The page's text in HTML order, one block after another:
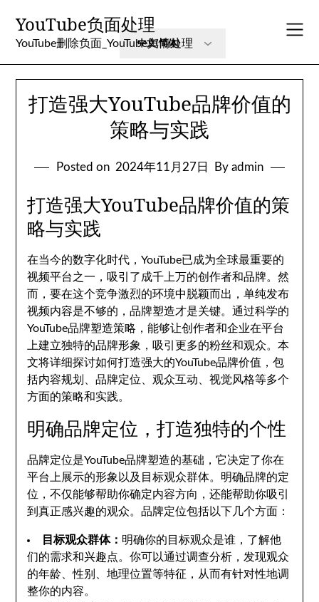
content
YouTube负面处理
YouTube删除负面_YouTube舆情处理
打造强大YouTube品牌价值的
策略与实践
Posted on 2024年11月27日 By admin
打造强大YouTube品牌价值的策
略与实践
在当今的数字化时代，YouTube已成为全球最重要的
视频平台之一，吸引了成千上万的创作者和品牌。然
而，要在这个竞争激烈的环境中脱颖而出，单纯发布
视频内容是不够的，品牌塑造才是关键。通过科学的
YouTube品牌塑造策略，能够让创作者和企业在平台
上建立独特的品牌形象，吸引更多的粉丝和观众。本
文将详细探讨如何打造强大的YouTube品牌价值，包
括内容规划、品牌定位、观众互动、视觉风格等多个
方面的策略和实践。
明确品牌定位，打造独特的个性
品牌定位是YouTube品牌塑造的基础，它决定了你在
平台上展示的形象以及目标观众群体。明确品牌的定
位，不仅能够帮助你确定内容方向，还能帮助你吸引
到真正感兴趣的观众。品牌定位包括以下几个方面：
目标观众群体： 明确你的目标观众是谁，了解他
们的需求和兴趣点。你可以通过调查分析，发现观众
的年龄、性别、地理位置等特征，从而有针对性地调
整你的内容。